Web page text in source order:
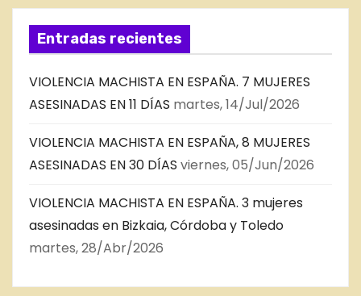
Entradas recientes
VIOLENCIA MACHISTA EN ESPAÑA. 7 MUJERES
ASESINADAS EN 11 DÍAS martes, 14/Jul/2026
VIOLENCIA MACHISTA EN ESPAÑA, 8 MUJERES
ASESINADAS EN 30 DÍAS viernes, 05/Jun/2026
VIOLENCIA MACHISTA EN ESPAÑA. 3 mujeres
asesinadas en Bizkaia, Córdoba y Toledo
martes, 28/Abr/2026